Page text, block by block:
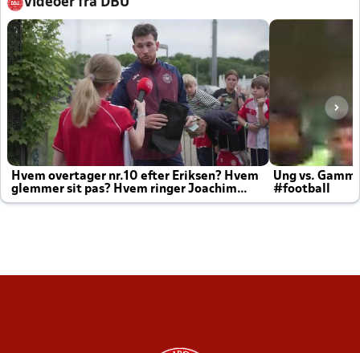
Videoer fra DBU
Hvem overtager nr.10 efter Eriksen? Hvem
glemmer sit pas? Hvem ringer Joachim
altid til efter kampe?
Ung vs.
#football